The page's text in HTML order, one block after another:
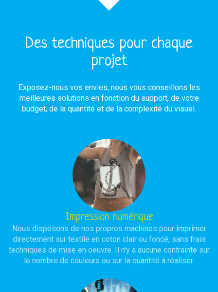
Des techniques pour chaque
projet
Exposez-nous vos envies, nous vous conseillons les
meilleures solutions en fonction du support, de votre
budget, de la quantité et de la complexité du visuel.
Impression numérique
Nous disposons de nos propres machines pour imprimer
directement sur textile en coton clair ou foncé, sans frais
techniques de mise en oeuvre. Il n'y a aucune contrainte sur
le nombre de couleurs ou sur la quantité à réaliser.